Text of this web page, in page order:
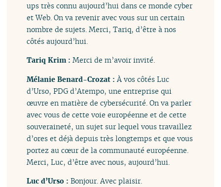
ups très connu aujourd’hui dans ce monde cyber
et Web. On va revenir avec vous sur un certain
nombre de sujets. Merci, Tariq, d’être à nos
côtés aujourd’hui.
Tariq Krim :Merci de m’avoir invité.
Mélanie Benard-Crozat :À vos côtés Luc
d’Urso, PDG d’Atempo, une entreprise qui
œuvre en matière de cybersécurité. On va parler
avec vous de cette voie européenne et de cette
souveraineté, un sujet sur lequel vous travaillez
d’ores et déjà depuis très longtemps et que vous
portez au cœur de la communauté européenne.
Merci, Luc, d’être avec nous, aujourd’hui.
Luc d’Urso :Bonjour. Avec plaisir.